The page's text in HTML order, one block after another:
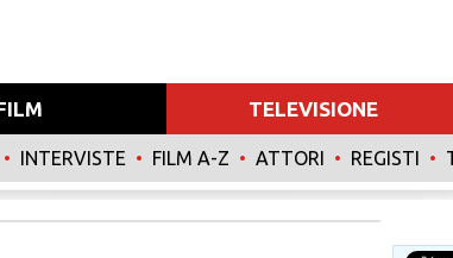
TELEVISIONE
• INTERVISTE • FILM A-Z • ATTORI • REGISTI •